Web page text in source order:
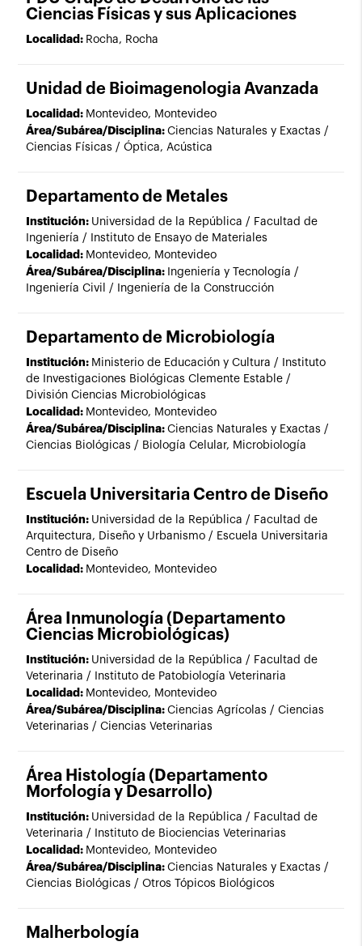
Ciencias Físicas y sus Aplicaciones
Localidad: Rocha, Rocha
Unidad de Bioimagenologia Avanzada
Localidad: Montevideo, Montevideo
Área/Subárea/Disciplina:Ciencias Naturales y Exactas /
Ciencias Físicas / Óptica, Acústica
Departamento de Metales
Institución: Universidad de la República / Facultad de
Ingeniería / Instituto de Ensayo de Materiales
Localidad: Montevideo, Montevideo
Área/Subárea/Disciplina: Ingeniería y Tecnología /
Ingeniería Civil / Ingeniería de la Construcción
Departamento de Microbiología
Institución: Ministerio de Educación y Cultura / Instituto
de Investigaciones Biológicas Clemente Estable /
División Ciencias Microbiológicas
Localidad: Montevideo, Montevideo
Área/Subárea/Disciplina:Ciencias Naturales y Exactas /
Ciencias Biológicas / Biología Celular, Microbiología
Escuela Universitaria Centro de Diseño
Institución: Universidad de la República / Facultad de
Arquitectura, Diseño y Urbanismo / Escuela Universitaria
Centro de Diseño
Localidad: Montevideo, Montevideo
Área Inmunología (Departamento
Ciencias Microbiológicas)
Institución: Universidad de la República / Facultad de
Veterinaria / Instituto de Patobiología Veterinaria
Localidad: Montevideo, Montevideo
Área/Subárea/Disciplina:Ciencias Agrícolas / Ciencias
Veterinarias / Ciencias Veterinarias
Área Histología (Departamento
Morfología y Desarrollo)
Institución: Universidad de la República / Facultad de
Veterinaria / Instituto de Biociencias Veterinarias
Localidad: Montevideo, Montevideo
Área/Subárea/Disciplina:Ciencias Naturales y Exactas /
Ciencias Biológicas / Otros Tópicos Biológicos
Malherbología